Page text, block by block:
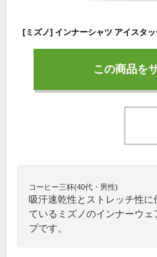
この商品を
コーヒー三杯(40代・男性)
吸汗速乾性とストレッチ性
ているミズノのインナーウ
プです。